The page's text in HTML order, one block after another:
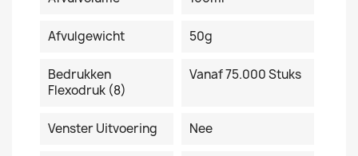
Afvulgewicht 50g
Bedrukken
Flexodruk (8)
Vanaf 75.000 Stuks
Venster Uitvoering Nee